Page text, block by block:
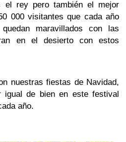
el rey pero también el mejor
000 visitantes que cada año
maravillados con las
en el desierto con estos
nuestras fiestas de Navidad,
igual de bien en este festival
año.